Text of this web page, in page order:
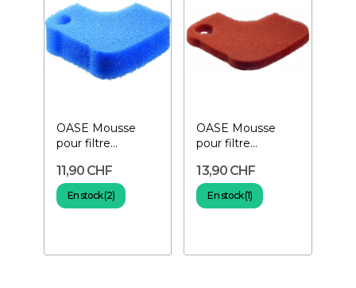
OASE Mousse
pour filtre
Bleue
11,90 CHF
En stock (2)
OASE Mousse
pour filtre
Orange
13,90 CHF
En stock (1)